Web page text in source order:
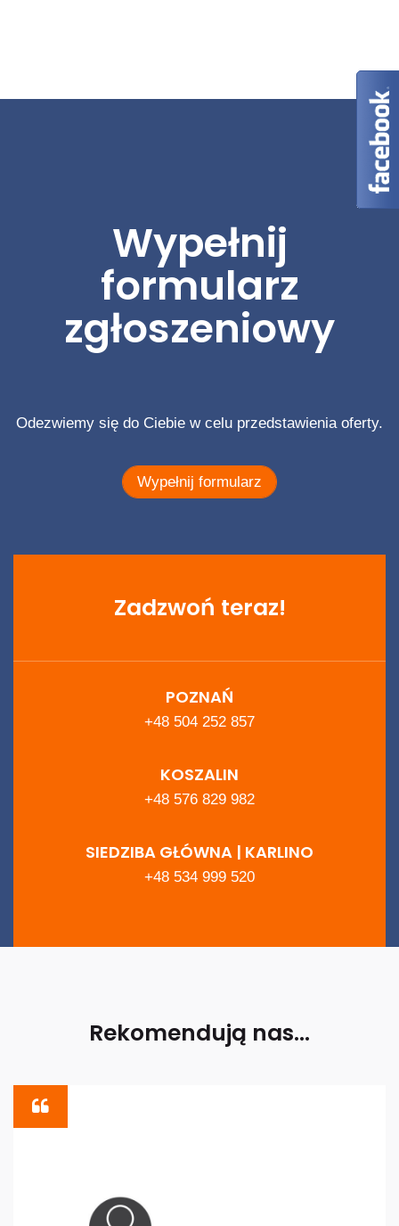
Wypełnij
formularz
zgłoszeniowy
Odezwiemy się do Ciebie w celu przedstawienia oferty.
Wypełnij formularz
Zadzwoń teraz!
POZNAŃ
+48 504 252 857
KOSZALIN
+48 576 829 982
SIEDZIBA GŁÓWNA | KARLINO
+48 534 999 520
Rekomendują nas...